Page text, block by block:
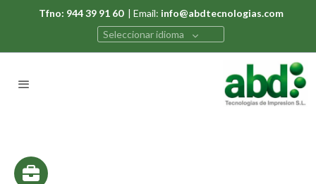
Tfno: 944 39 91 60| Email: info@abdtecnologias.com
Seleccionar idioma